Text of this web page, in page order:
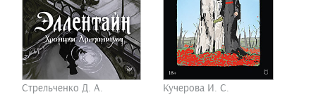
Стрельченко Д. А. Кучерова И. С.